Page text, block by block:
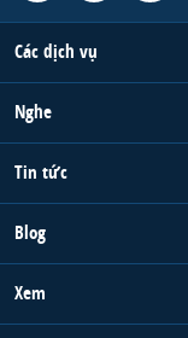
Các dịch vụ
Nghe
Tin tức
Blog
Xem